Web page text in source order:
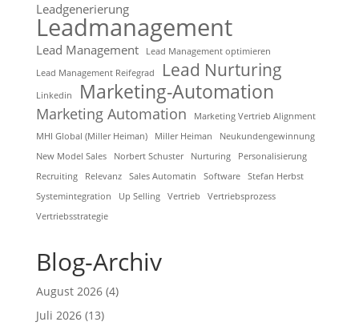
Leadgenerierung
Leadmanagement
Lead Management
Lead Management optimieren
Lead Management Reifegrad
Lead Nurturing
Linkedin Marketing-Automation
Marketing Automation
Marketing Vertrieb Alignment
MHI Global (Miller Heiman)
Miller Heiman
Neukundengewinnung
New Model Sales
Norbert Schuster Nurturing
Personalisierung
Recruiting
Relevanz Sales Automatin Software
Stefan Herbst
Systemintegration
Up Selling Vertrieb
Vertriebsprozess
Vertriebsstrategie
Blog-Archiv
August 2026(4)
Juli 2026(13)